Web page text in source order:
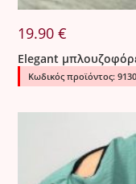
19.90€
Elegant
Κωδικός προϊόντος: